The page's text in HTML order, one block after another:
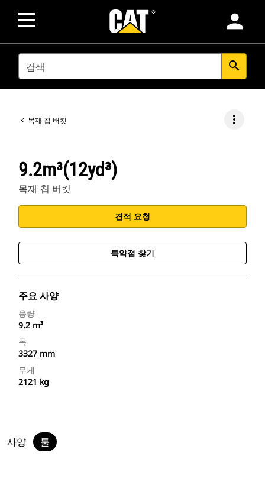
person
SEARCH search
목재 칩 버킷 more_vert
9.2m³(12yd³)
목재 칩 버킷
견적 요청
특약점 찾기
주요 사양
용량
9.2 m³
폭
3327 mm
무게
2121 kg
사양 툴